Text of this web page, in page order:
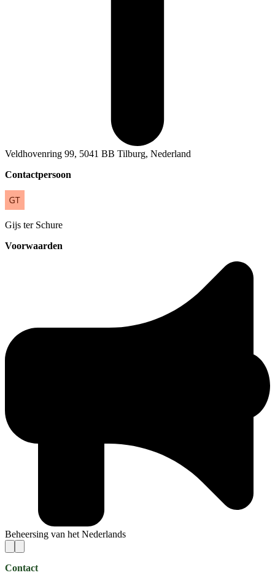
Veldhovenring 99, 5041 BB Tilburg, Nederland
Contactpersoon
Gijs ter Schure
Voorwaarden
Beheersing van het Nederlands
Contact